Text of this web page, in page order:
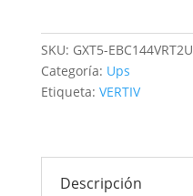
SKU: GXT5-EBC144VRT2U
Categoría: Ups
Etiqueta: VERTIV
Descripción